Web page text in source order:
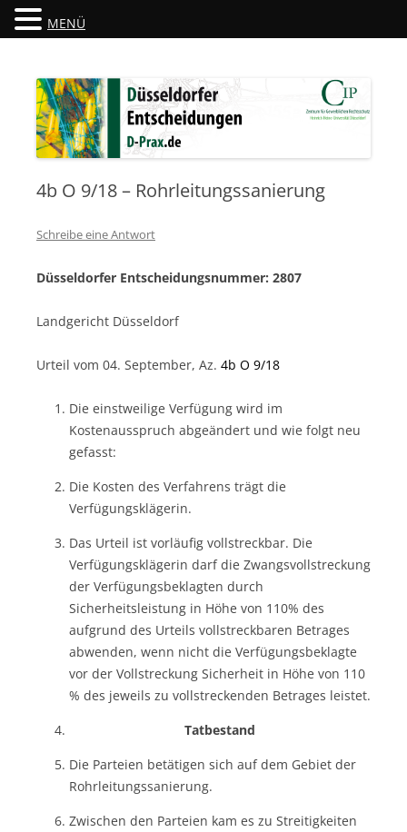
Düsseldorfer Entscheidungen
4b O 9/18 – Rohrleitungssanierung
Schreibe eine Antwort
Düsseldorfer Entscheidungsnummer: 2807
Landgericht Düsseldorf
Urteil vom 04. September, Az. 4b O 9/18
Die einstweilige Verfügung wird im
Kostenausspruch abgeändert und wie folgt neu
gefasst:
Die Kosten des Verfahrens trägt die
Verfügungsklägerin.
Das Urteil ist vorläufig vollstreckbar. Die
Verfügungsklägerin darf die Zwangsvollstreckung
der Verfügungsbeklagten durch
Sicherheitsleistung in Höhe von 110% des
aufgrund des Urteils vollstreckbaren Betrages
abwenden, wenn nicht die Verfügungsbeklagte
vor der Vollstreckung Sicherheit in Höhe von 110
% des jeweils zu vollstreckenden Betrages leistet.
Tatbestand
Die Parteien betätigen sich auf dem Gebiet der
Rohrleitungssanierung.
Zwischen den Parteien kam es zu Streitigkeiten
MENÜ